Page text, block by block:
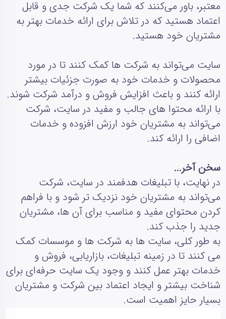
معتبر، باور می‌کنند که شما یک شرکت جدی و قابل
اعتماد هستید که در تلاش برای ارائه خدمات بهتر به
مشتریان خود هستید.
سایت می‌تواند به شرکت‌ ها کمک کنند تا در مورد
محصولات و خدمات خود به صورت جزئیات بیشتر
ارائه کنند و باعث افزایش فروش و درآمد شرکت شوند.
با ارائه محتوا های جالب و مفید در سایت، شرکت
می‌تواند به مشتریان خود ارزش افزوده و خدمات
اضافی را ارائه کند.
سخن آخر...
در نهایت، با تبلیغات هدفمند در سایت، شرکت
می‌تواند به مشتریان خود نزدیک‌ تر شود و با فراهم
کردن محتوای مفید و مناسب برای آن‌ ها، مشتریان
جدید را جذب کند.
به طور کلی، سایت‌ ها به شرکت‌ ها و موسسات کمک
می‌ کنند تا در زمینه تبلیغات، بازاریابی، فروش و
خدمات بهتر عمل کنند و وجود یک سایت حرفه‌ای برای
شناخت بیشتر و ایجاد اعتماد بین شرکت و مشتریان
بسیار حایز اهمیت است.